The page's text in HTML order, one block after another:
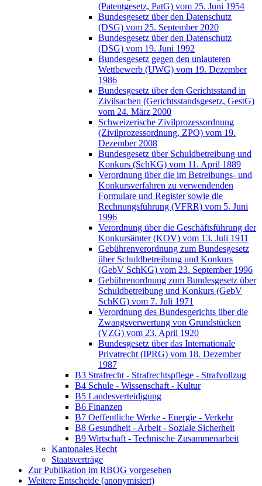
(Patentgesetz, PatG) vom 25. Juni 1954
Bundesgesetz über den Datenschutz
(DSG) vom 25. September 2020
Bundesgesetz über den Datenschutz
(DSG) vom 19. Juni 1992
Bundesgesetz gegen den unlauteren
Wettbewerb (UWG) vom 19. Dezember
1986
Bundesgesetz über den Gerichtsstand in
Zivilsachen (Gerichtsstandsgesetz, GestG)
vom 24. März 2000
Schweizerische Zivilprozessordnung
(Zivilprozessordnung, ZPO) vom 19.
Dezember 2008
Bundesgesetz über Schuldbetreibung und
Konkurs (SchKG) vom 11. April 1889
Verordnung über die im Betreibungs- und
Konkursverfahren zu verwendenden
Formulare und Register sowie die
Rechnungsführung (VFRR) vom 5. Juni
1996
Verordnung über die Geschäftsführung der
Konkursämter (KOV) vom 13. Juli 1911
Gebührenverordnung zum Bundesgesetz
über Schuldbetreibung und Konkurs
(GebV SchKG) vom 23. September 1996
Gebührenordnung zum Bundesgesetz über
Schuldbetreibung und Konkurs (GebV
SchKG) vom 7. Juli 1971
Verordnung des Bundesgerichts über die
Zwangsverwertung von Grundstücken
(VZG) vom 23. April 1920
Bundesgesetz über das Internationale
Privatrecht (IPRG) vom 18. Dezember
1987
B3 Strafrecht - Strafrechtspflege - Strafvollzug
B4 Schule - Wissenschaft - Kultur
B5 Landesverteidigung
B6 Finanzen
B7 Oeffentliche Werke - Energie - Verkehr
B8 Gesundheit - Arbeit - Soziale Sicherheit
B9 Wirtschaft - Technische Zusammenarbeit
Kantonales Recht
Staatsverträge
Zur Publikation im RBOG vorgesehen
Weitere Entscheide (anonymisiert)